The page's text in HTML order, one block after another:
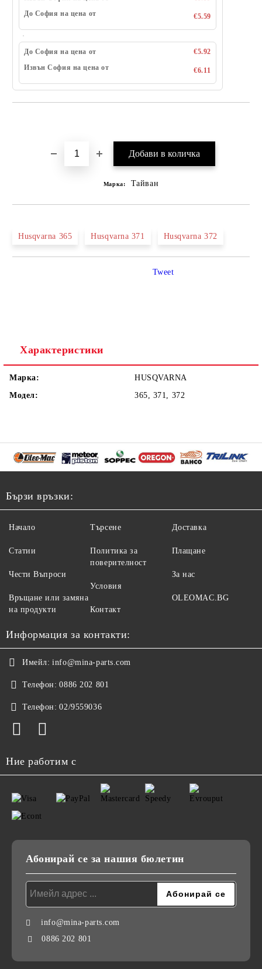
До София на цена от
€5.59
До София на цена от
€5.92
Извън София на цена от
€6.11
Марка: Тайван
Husqvarna 365 Husqvarna 371 Husqvarna 372
Tweet
Характеристики
Марка:
HUSQVARNA
Модел:
365, 371, 372
Бързи връзки:
Начало
Статии
Чести Въпроси
Връщане или замяна
на продукти
Търсене
Политика за
поверителност
Условия
Контакт
Доставка
Плащане
За нас
OLEOMAC.BG
Информация за контакти:
Имейл: info@mina-parts.com
Телефон: 0886 202 801
Телефон: 02/9559036
Ние работим с
Абонирай се за нашия бюлетин
info@mina-parts.com
0886 202 801